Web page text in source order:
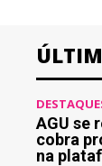
AGU se
cobra
na